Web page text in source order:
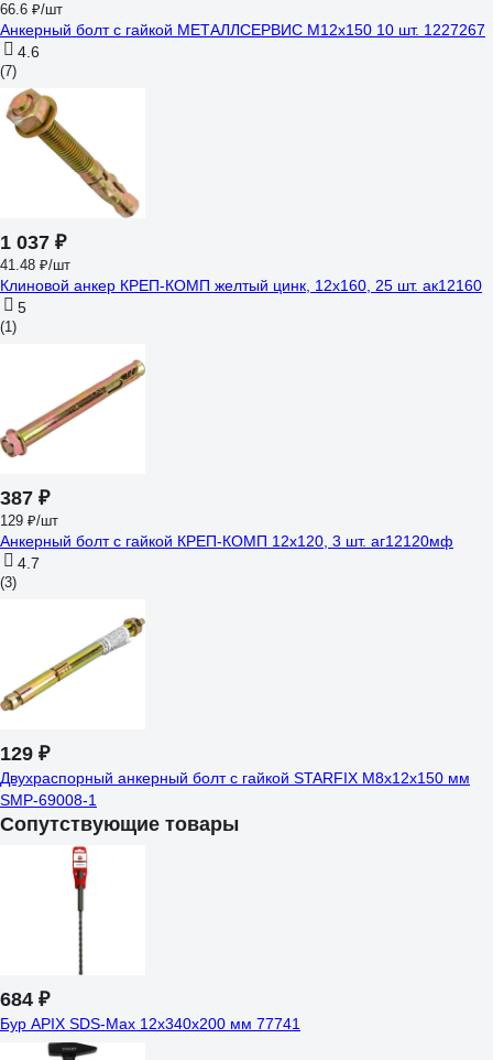
66.6 ₽/шт
Анкерный болт с гайкой МЕТАЛЛСЕРВИС М12x150 10 шт. 1227267
4.6
(7)
1 037 ₽
41.48 ₽/шт
Клиновой анкер КРЕП-КОМП желтый цинк, 12x160, 25 шт. ак12160
5
(1)
387 ₽
129 ₽/шт
Анкерный болт с гайкой КРЕП-КОМП 12х120, 3 шт. аг12120мф
4.7
(3)
129 ₽
Двухраспорный анкерный болт с гайкой STARFIX М8x12x150 мм
SMP-69008-1
Сопутствующие товары
684 ₽
Бур APIX SDS-Max 12х340х200 мм 77741